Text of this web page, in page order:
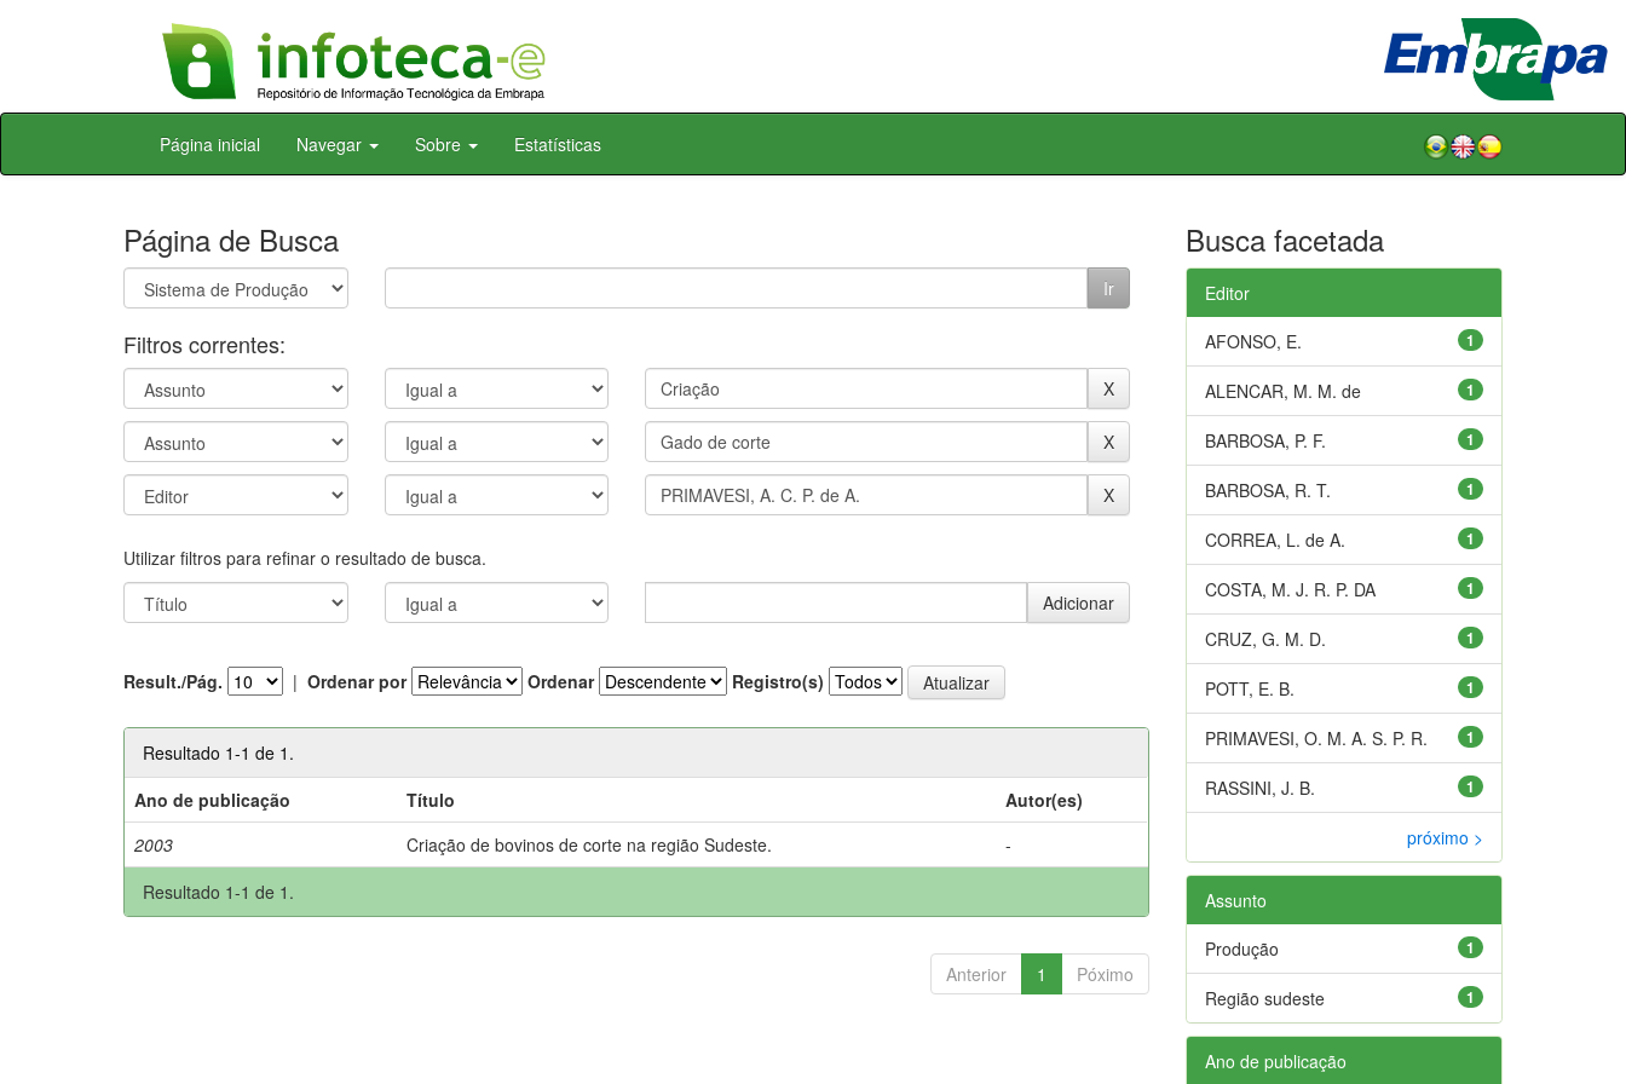
Skip
Página inicial Navegar Sobre Estatísticas
Página de Busca
Filtros correntes:
Utilizar filtros para refinar o resultado de busca.
Result./Pág. | Ordenar por Ordenar Registro(s)
Resultado 1-1 de 1.
Ano de publicação
Título
Autor(es)
2003
Criação de bovinos de corte na região Sudeste.
-
Resultado 1-1 de 1.
Anterior 1 Póximo
Busca facetada
Editor
1
AFONSO, E.
1
ALENCAR, M. M. de
1
BARBOSA, P. F.
1
BARBOSA, R. T.
1
CORREA, L. de A.
1
COSTA, M. J. R. P. DA
1
CRUZ, G. M. D.
1
POTT, E. B.
1
PRIMAVESI, O. M. A. S. P. R.
1
RASSINI, J. B.
próximo >
Assunto
1
Produção
1
Região sudeste
Ano de publicação